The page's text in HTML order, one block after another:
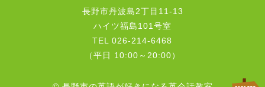
長野市丹波島2丁目11-13
ハイツ福島101号室
TEL 026-214-6468
（平日 10:00～20:00）